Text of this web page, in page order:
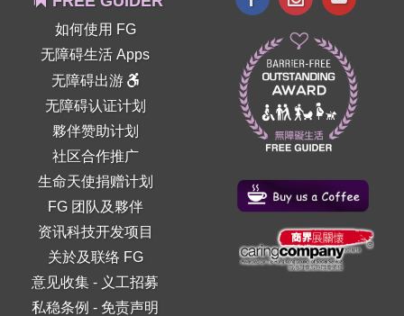
如何使用 FG
无障碍生活 Apps
无障碍出游
无障碍认证计划
夥伴赞助计划
社区合作推广
生命天使捐赠计划
FG 团队及夥伴
资讯科技开发项目
关於及联络 FG
意见收集 - 义工招募
私稳条例 - 免责声明